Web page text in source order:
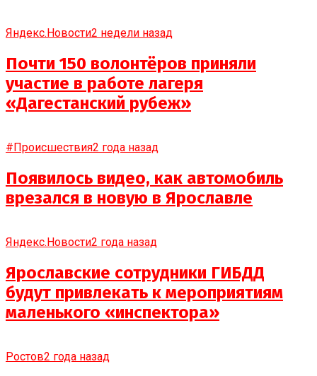
Яндекс.Новости2 недели назад
Почти 150 волонтёров приняли
участие в работе лагеря
«Дагестанский рубеж»
#Происшествия2 года назад
Появилось видео, как автомобиль
врезался в новую в Ярославле
Яндекс.Новости2 года назад
Ярославские сотрудники ГИБДД
будут привлекать к мероприятиям
маленького «инспектора»
Ростов2 года назад